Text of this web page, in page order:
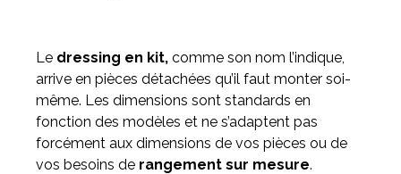
Le dressing en kit, comme son nom l’indique,
arrive en pièces détachées qu’il faut monter soi-
même. Les dimensions sont standards en
fonction des modèles et ne s’adaptent pas
forcément aux dimensions de vos pièces ou de
vos besoins de rangement sur mesure.